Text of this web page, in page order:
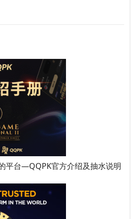
平台—QQPK官方介绍及抽水说明